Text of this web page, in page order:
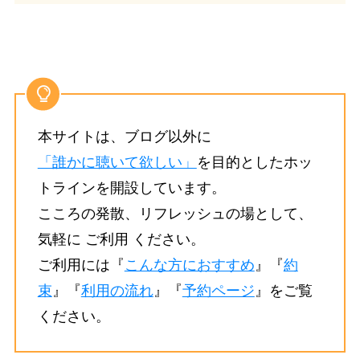
本サイトは、ブログ以外に
「誰かに聴いて欲しい」 を目的としたホッ
トラインを開設しています。
こころの発散、リフレッシュの場として、
気軽に ご利用 ください。
ご利用には『 こんな方におすすめ 』『約
束 』『利用の流れ』『予約ページ 』をご覧
ください。